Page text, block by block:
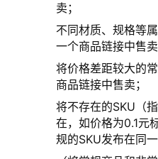
卖；
不同材质、规格等
一个商品链接中售卖
将价格差距较大的
商品链接中售卖；
将不存在的SKU（
在，如价格为0.1元
规的SKU发布在同